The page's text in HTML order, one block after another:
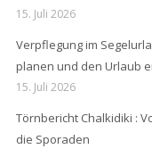
15. Juli 2026
Verpflegung im
planen und den Urlaub
15. Juli 2026
Törnbericht Chalkidiki :
die Sporaden